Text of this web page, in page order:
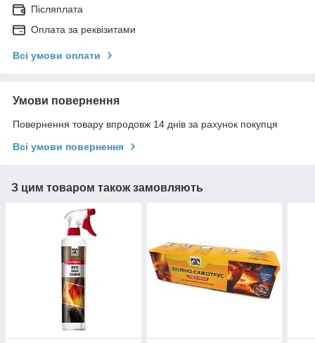
Післяплата
Оплата за реквізитами
Всі умови оплати
Умови повернення
Повернення товару впродовж 14 днів за рахунок покупця
Всі умови повернення
З цим товаром також замовляють